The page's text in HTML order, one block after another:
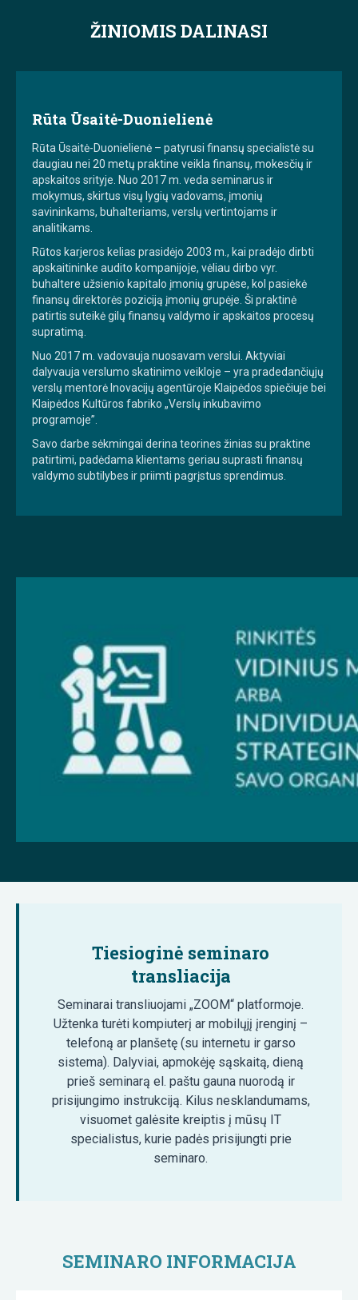
ŽINIOMIS DALINASI
Rūta Ūsaitė-Duonielienė
Rūta Ūsaitė-Duonielienė – patyrusi finansų specialistė su
daugiau nei 20 metų praktine veikla finansų, mokesčių ir
apskaitos srityje. Nuo 2017 m. veda seminarus ir
mokymus, skirtus visų lygių vadovams, įmonių
savininkams, buhalteriams, verslų vertintojams ir
analitikams.
Rūtos karjeros kelias prasidėjo 2003 m., kai pradėjo dirbti
apskaitininke audito kompanijoje, vėliau dirbo vyr.
buhaltere užsienio kapitalo įmonių grupėse, kol pasiekė
finansų direktorės poziciją įmonių grupėje. Ši praktinė
patirtis suteikė gilų finansų valdymo ir apskaitos procesų
supratimą.
Nuo 2017 m. vadovauja nuosavam verslui. Aktyviai
dalyvauja verslumo skatinimo veikloje – yra pradedančiųjų
verslų mentorė Inovacijų agentūroje Klaipėdos spiečiuje bei
Klaipėdos Kultūros fabriko „Verslų inkubavimo
programoje”.
Savo darbe sėkmingai derina teorines žinias su praktine
patirtimi, padėdama klientams geriau suprasti finansų
valdymo subtilybes ir priimti pagrįstus sprendimus.
Tiesioginė seminaro
transliacija
Seminarai transliuojami „ZOOM“ platformoje.
Užtenka turėti kompiuterį ar mobilųjį įrenginį –
telefoną ar planšetę (su internetu ir garso
sistema). Dalyviai, apmokėję sąskaitą, dieną
prieš seminarą el. paštu gauna nuorodą ir
prisijungimo instrukciją. Kilus nesklandumams,
visuomet galėsite kreiptis į mūsų IT
specialistus, kurie padės prisijungti prie
seminaro.
SEMINARO INFORMACIJA